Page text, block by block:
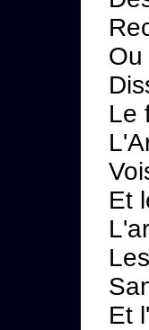
Le
Et
Et